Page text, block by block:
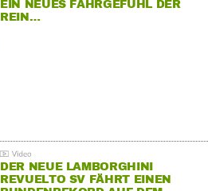
EIN NEUES FAHRGEFÜHL DER
REIN…
DER NEUE LAMBORGHINI
REVUELTO SV FÄHRT EINEN